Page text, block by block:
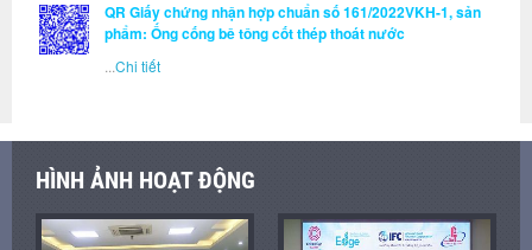
QR Giấy chứng nhận hợp chuẩn số 161/2022VKH-1, sản
phẩm: Ống cống bê tông cốt thép thoát nước
Chi tiết
HÌNH ẢNH HOẠT ĐỘNG